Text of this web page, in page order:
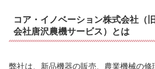
コア・イノベーション株式会社（
会社唐沢農機サービス）とは
弊社は、新品機器の販売、農業機械の修